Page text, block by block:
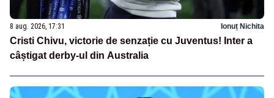
8 aug. 2026, 17:31 Ionuț Nichita
Cristi Chivu, victorie de senzație cu Juventus! Inter a
câștigat derby-ul din Australia